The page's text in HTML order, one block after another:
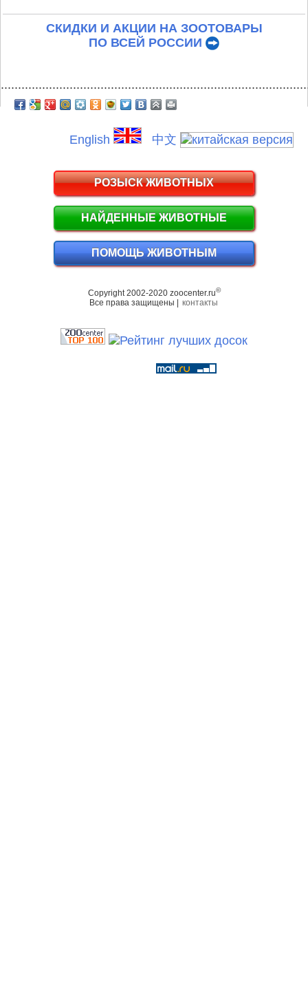
СКИДКИ И АКЦИИ НА ЗООТОВАРЫ
ПО ВСЕЙ РОССИИ
English 中文
РОЗЫСК ЖИВОТНЫХ
НАЙДЕННЫЕ ЖИВОТНЫЕ
ПОМОЩЬ ЖИВОТНЫМ
Copyright 2002-2020 zoocenter.ru©
Все права защищены | контакты